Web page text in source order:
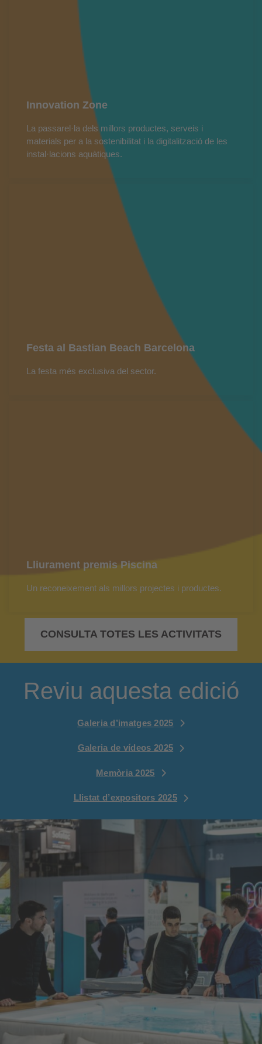
Innovation Zone
La passarel·la dels millors productes, serveis i
materials per a la sostenibilitat i la digitalització de les
instal·lacions aquàtiques.
Festa al Bastian Beach Barcelona
La festa més exclusiva del sector.
Lliurament premis Piscina
Un reconeixement als millors projectes i productes.
CONSULTA TOTES LES ACTIVITATS
Reviu aquesta edició
Galeria d’imatges 2025
Galeria de vídeos 2025
Memòria 2025
Llistat d’expositors 2025